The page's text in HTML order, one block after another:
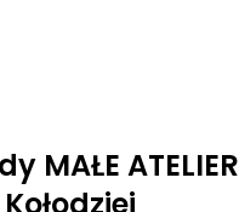
MAŁE ATELIER